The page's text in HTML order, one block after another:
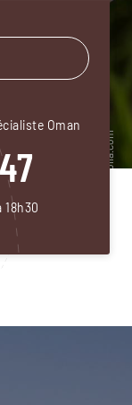
Oman